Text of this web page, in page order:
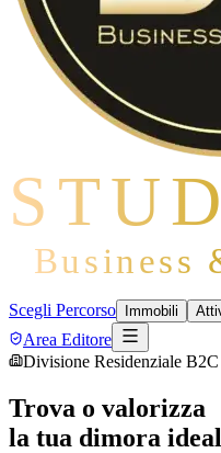
Business
Scegli Percorso Immobili
Area Editore
Divisione Residenziale B2C
Trova o valorizza
la tua dimora